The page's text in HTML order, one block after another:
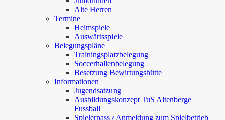
Alte Herren
Termine
Heimspiele
Auswärtsspiele
Belegungspläne
Trainingsplatzbelegung
Soccerhallenbelegung
Besetzung Bewirtungshütte
Informationen
Jugendsatzung
Ausbildungskonzept TuS Altenberge
Fussball
Spielerpass / Anmeldung zum Spielbetrieb